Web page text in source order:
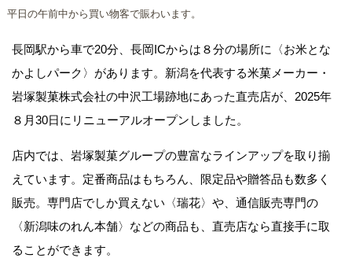
平日の午前中から買い物客で賑わいます。
長岡駅から車で20分、長岡ICからは８分の場所に〈お米とな
かよしパーク〉があります。新潟を代表する米菓メーカー・
岩塚製菓株式会社の中沢工場跡地にあった直売店が、2025年
８月30日にリニューアルオープンしました。
店内では、岩塚製菓グループの豊富なラインアップを取り揃
えています。定番商品はもちろん、限定品や贈答品も数多く
販売。専門店でしか買えない〈瑞花〉や、通信販売専門の
〈新潟味のれん本舗〉などの商品も、直売店なら直接手に取
ることができます。